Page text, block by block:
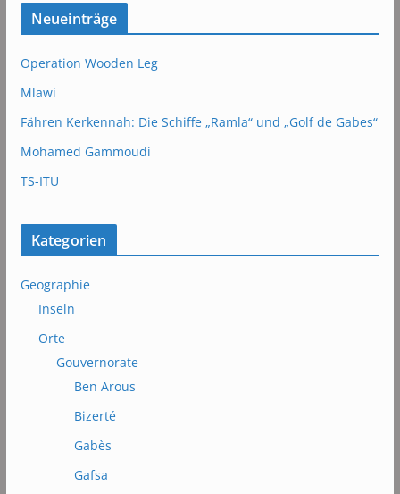
Neueinträge
Operation Wooden Leg
Mlawi
Fähren Kerkennah: Die Schiffe „Ramla“ und „Golf de Gabes“
Mohamed Gammoudi
TS-ITU
Kategorien
Geographie
Inseln
Orte
Gouvernorate
Ben Arous
Bizerté
Gabès
Gafsa